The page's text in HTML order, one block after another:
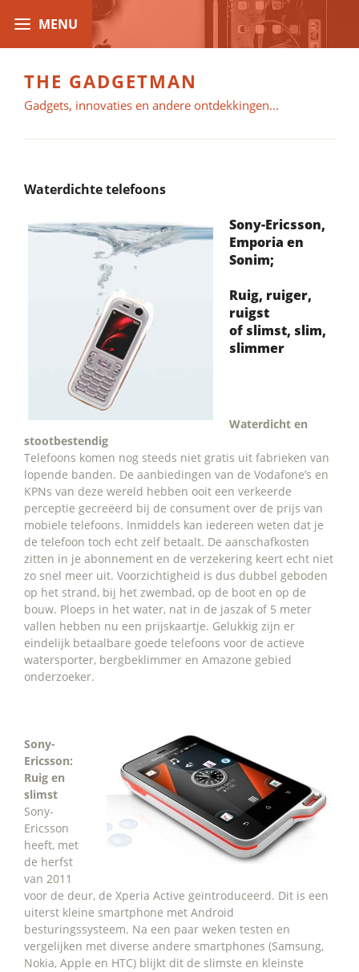
THE GADGETMAN
Gadgets, innovaties en andere ontdekkingen...
Waterdichte telefoons
Sony-Ericsson,
Emporia en
Sonim;
Ruig, ruiger,
ruigst
of slimst, slim,
slimmer
Waterdicht en
stootbestendig
Telefoons komen nog steeds niet gratis uit fabrieken van
lopende banden. De aanbiedingen van de Vodafone’s en
KPNs van deze wereld hebben ooit een verkeerde
perceptie gecreëerd bij de consument over de prijs van
mobiele telefoons. Inmiddels kan iedereen weten dat je
de telefoon toch echt zelf betaalt. De aanschafkosten
zitten in je abonnement en de verzekering keert echt niet
zo snel meer uit. Voorzichtigheid is dus dubbel geboden
op het strand, bij het zwembad, op de boot en op de
bouw. Ploeps in het water, nat in de jaszak of 5 meter
vallen hebben nu een prijskaartje. Gelukkig zijn er
eindelijk betaalbare goede telefoons voor de actieve
watersporter, bergbeklimmer en Amazone gebied
onderzoeker.
Sony-
Ericsson:
Ruig en
slimst
Sony-
Ericsson
heeft, met
de herfst
van 2011
voor de deur, de Xperia Active geïntroduceerd. Dit is een
uiterst kleine smartphone met Android
besturingssysteem. Na een paar weken testen en
vergelijken met diverse andere smartphones (Samsung,
Nokia, Apple en HTC) blijkt dit de slimste en kleinste